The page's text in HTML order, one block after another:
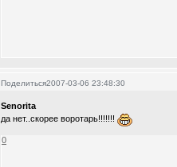
Поделиться2007-03-06 23:48:30
Senorita
да нет..скорее воротарь!!!!!!!
0